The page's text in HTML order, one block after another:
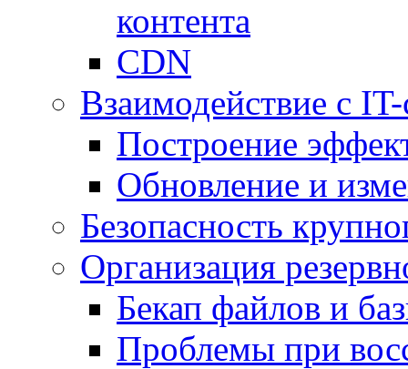
контента
CDN
Взаимодействие с
Построение
Обновление и
Безопасность
Организация
Бекап файлов и
Проблемы при